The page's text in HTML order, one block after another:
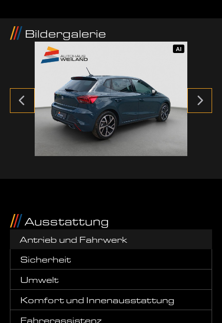
Bildergalerie
AI
Ausstattung
Antrieb und Fahrwerk
Sicherheit
Umwelt
Komfort und Innenausstattung
Fahrerassistenz